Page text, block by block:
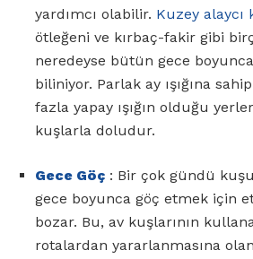
yardımcı olabilir. Kuzey alaycı
ötleğeni ve kırbaç-fakir gibi
neredeyse bütün gece
biliniyor. Parlak ay ışığına
fazla yapay ışığın olduğu
kuşlarla doludur.
Gece Göç : Bir çok gündü
gece boyunca göç etmek için
bozar. Bu, av kuşlarının
rotalardan yararlanmasına